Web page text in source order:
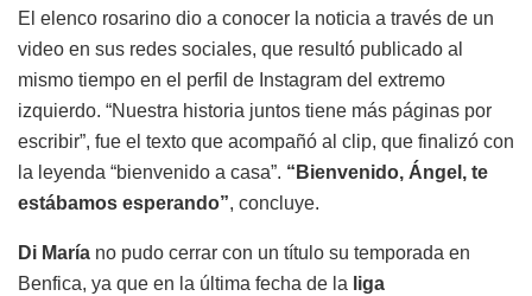
El elenco rosarino dio a conocer la noticia a través de un
video en sus redes sociales, que resultó publicado al
mismo tiempo en el perfil de Instagram del extremo
izquierdo. “Nuestra historia juntos tiene más páginas por
escribir”, fue el texto que acompañó al clip, que finalizó con
la leyenda “bienvenido a casa”. “Bienvenido, Ángel, te
estábamos esperando”, concluye.
Di María no pudo cerrar con un título su temporada en
Benfica, ya que en la última fecha de la liga